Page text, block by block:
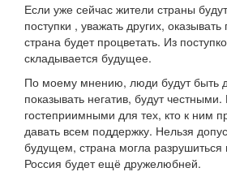
Если уже сейчас жители страны
поступки , уважать других,
страна будет процветать. Из
складывается будущее.
По моему мнению, люди будут быть
показывать негатив, будут
гостеприимными для тех, кто к ним
давать всем поддержку. Нельзя
будущем, страна могла
Россия будет ещё дружелюбней.